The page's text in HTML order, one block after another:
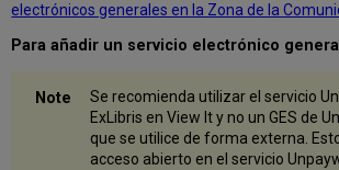
electrónicos generales en la Zona de la
Para añadir un servicio electrónico
Se recomienda utilizar el servicio
ExLibris en View It y no un GES de
que se utilice de forma externa.
acceso abierto en el servicio